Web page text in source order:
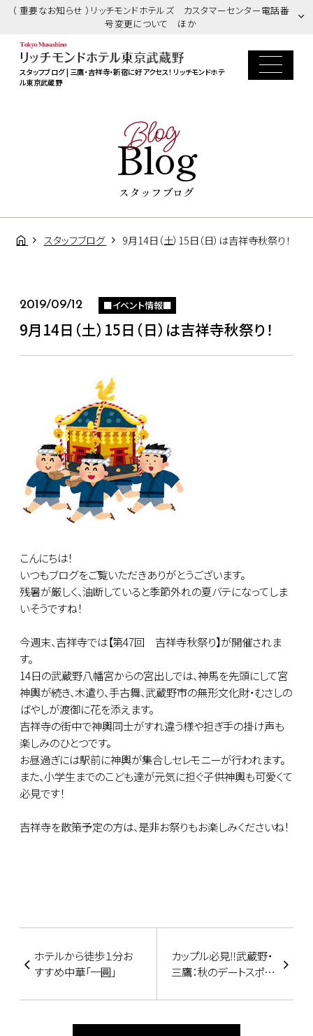
（ 重要なお知らせ ）リッチモンドホテルズ カスタマーセンター電話番
号変更について ほか
スタッフブログ | 三鷹・吉祥寺・新宿に好アクセス！ リッチモンドホテ
ル東京武蔵野
Blog
Blog
スタッフブログ
スタッフブログ 9月14日（土）15日（日）は吉祥寺秋祭り！
2019/09/12 ■イベント情報■
9月14日（土）15日（日）は吉祥寺秋祭り！
こんにちは！
いつもブログをご覧いただきありがとうございます。
残暑が厳しく、油断していると季節外れの夏バテになってしま
いそうですね！
今週末、吉祥寺では【第47回 吉祥寺秋祭り】が開催されま
す。
14日の武蔵野八幡宮からの宮出しでは、神馬を先頭にして宮
神輿が続き、木遣り、手古舞、武蔵野市の無形文化財・むさしの
ばやしが渡御に花を添えます。
吉祥寺の街中で神輿同士がすれ違う様や担ぎ手の掛け声も
楽しみのひとつです。
お昼過ぎには駅前に神輿が集合しセレモニーが行われます。
また、小学生までのこども達が元気に担ぐ子供神輿も可愛くて
必見です！
吉祥寺を散策予定の方は、是非お祭りもお楽しみくださいね！
ホテルから徒歩１分お
すすめ中華「一圓」
カップル必見‼武蔵野・
三鷹：秋のデートスポッ
ブ♪ホテルステイ